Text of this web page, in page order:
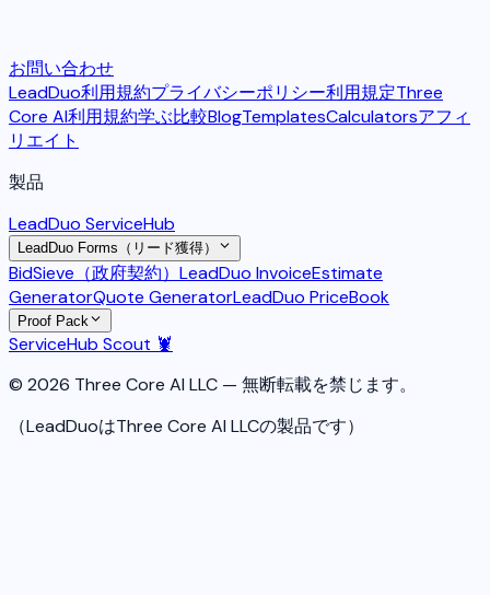
お問い合わせ
LeadDuo利用規約プライバシーポリシー利用規定Three
Core AI利用規約学ぶ比較BlogTemplatesCalculatorsアフィ
リエイト
製品
LeadDuo ServiceHub
LeadDuo Forms（リード獲得）
BidSieve（政府契約） LeadDuo InvoiceEstimate
GeneratorQuote GeneratorLeadDuo PriceBook
Proof Pack
ServiceHub Scout 🦞
© 2026 Three Core AI LLC — 無断転載を禁じます。
（LeadDuoはThree Core AI LLCの製品です）